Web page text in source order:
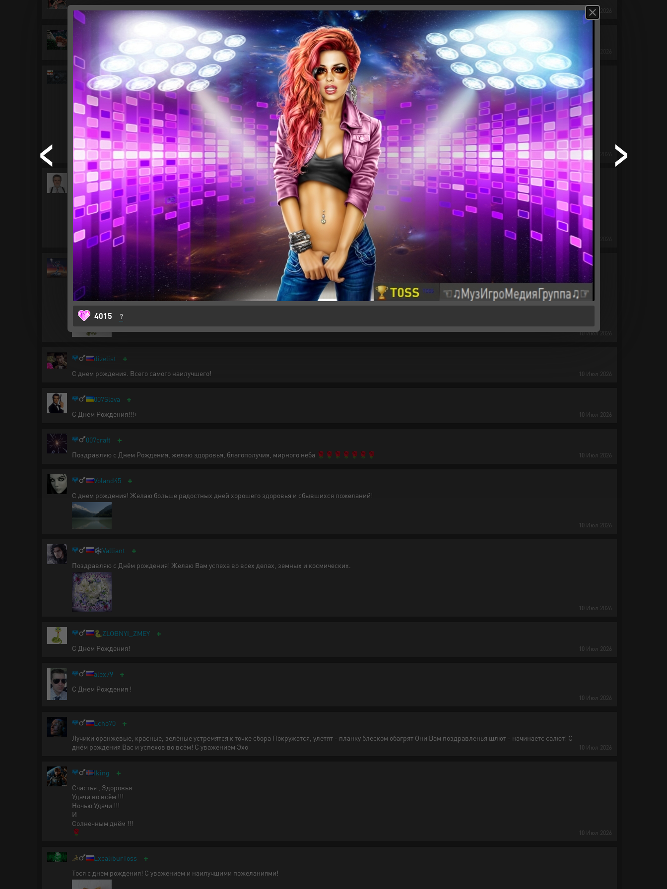
10Июл 2026
С днём рождения!
2026
С Днëм рождения!!! 🥳 Желаю вам яркого настроения каждый день.
DarkBis +
С Днём рождения!
10
Pereyaslov35a30 +
С Днём рождения! Всех благ, здоровья и удачи!
10Июл2026
13Novichok +
С Днём Рождения! Крепкого здоровья. Чтобы близкие радовали, родные наполняли жизнь счастьем, любимые любили, а ты оставалась такой же красивой, умной и
настоящей, шла к своим целям и никогда не сомневалась в собственной ценности.
10 Июл 2026
dizelist +
С днем рождения. Всего самого наилучшего!
10 Июл 2026
007Slava +
С Днем Рождения!!!+
10 Июл 2026
007craft +
Поздравляю с Днем Рождения, желаю здоровья, благополучия, мирного неба 🌹🌹🌹🌹🌹🌹🌹
10 Июл 2026
Voland45 +
С днем рождения! Желаю больше радостных дней хорошего здоровья и сбывшихся пожеланий!
10 Июл 2026
❄️Valliant +
Поздравляю с Днём рождения! Желаю Вам успеха во всех делах, земных и космических.
10 Июл 2026
🐍 ZLOBNYI_ZMEY +
С Днем Рождения!
10 Июл 2026
alex79 +
С Днем Рождения !
10 Июл 2026
Echo70 +
Лучики оранжевые, красные, зелёные устремятся к точке сбора Покружатся, улетят - планку блеском обагрят Они Вам поздравленья шлют - начинаетс салют! С
днём рождения Вас и успехов во всём! С уважением Эхо
10 Июл 2026
Iking +
Счастья , Здоровья
Удачи во всём !!!
Ночью Удачи !!!
И
Солнечным днём !!!
🌹
ExcaliburToss +
Тося с днем рождения! С уважением и наилучшими пожеланиями!
4015 ?